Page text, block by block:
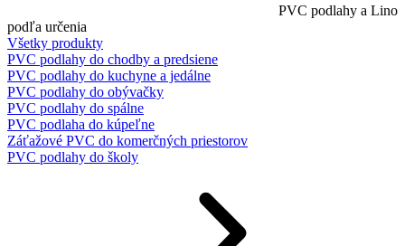
PVC podlahy a Lino
podľa určenia
Všetky produkty
PVC podlahy do chodby a predsiene
PVC podlahy do kuchyne a jedálne
PVC podlahy do obývačky
PVC podlahy do spálne
PVC podlaha do kúpeľne
Záťažové PVC do komerčných priestorov
PVC podlahy do školy